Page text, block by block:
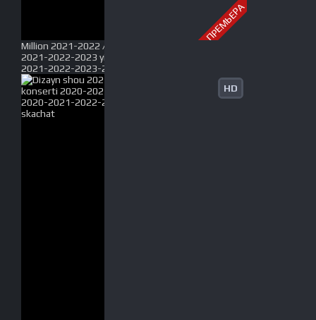
ПРЕМЬЕРА
Million 2021-2022 / Million jamoasi konserti 2020-
2021-2022-2023 yil / Миллион концерти 2020-
2021-2022-2023-2024-2025 Full HD tas-ix skachat
HD